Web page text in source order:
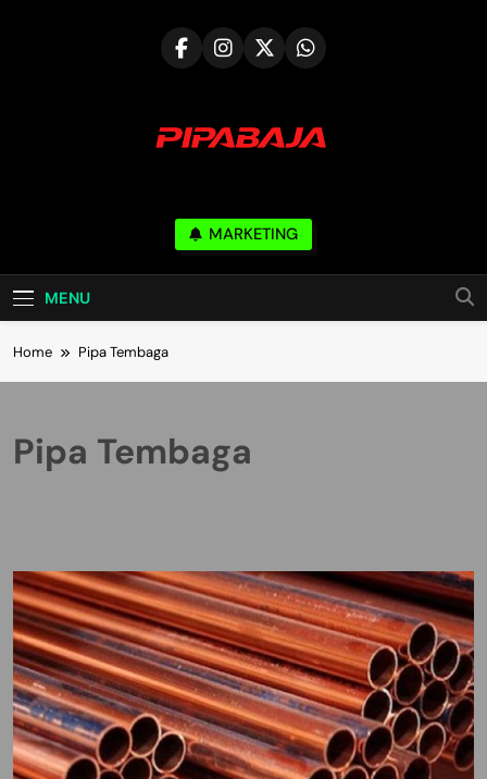
PIPABAJA.COM
Serve & Build Mutual Trust
MARKETING
MENU
Home Pipa Tembaga
Pipa Tembaga